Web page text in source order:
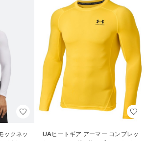
ックネッ
UAヒートギア アーマー コンプレッ